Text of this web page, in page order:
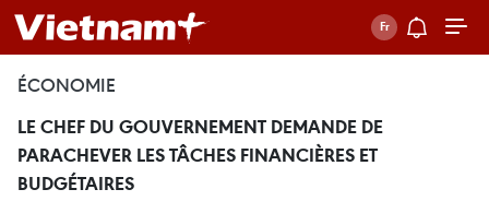
ÉCONOMIE
LE CHEF DU GOUVERNEMENT DEMANDE DE
PARACHEVER LES TÂCHES FINANCIÈRES ET
BUDGÉTAIRES